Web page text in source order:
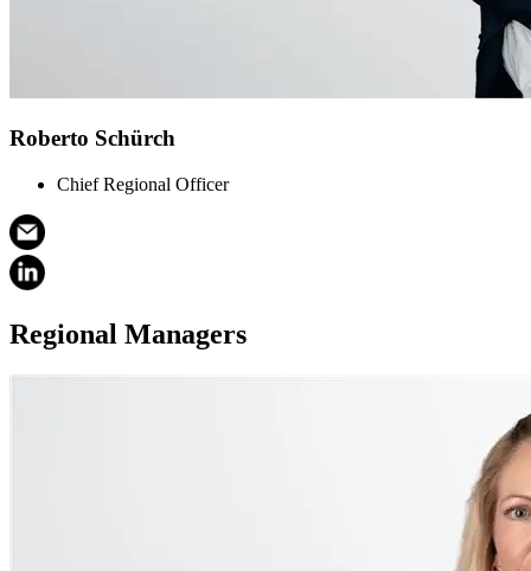
Roberto Schürch
Chief Regional Officer
Regional Managers